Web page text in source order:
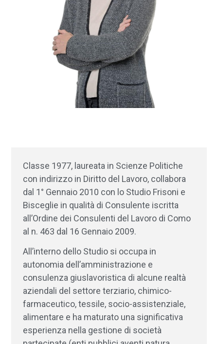
Classe 1977, laureata in Scienze Politiche
con indirizzo in Diritto del Lavoro, collabora
dal 1° Gennaio 2010 con lo Studio Frisoni e
Bisceglie in qualità di Consulente iscritta
all’Ordine dei Consulenti del Lavoro di Como
al n. 463 dal 16 Gennaio 2009.
All’interno dello Studio si occupa in
autonomia dell’amministrazione e
consulenza giuslavoristica di alcune realtà
aziendali del settore terziario, chimico-
farmaceutico, tessile, socio-assistenziale,
alimentare e ha maturato una significativa
esperienza nella gestione di società